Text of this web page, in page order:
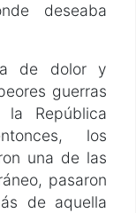
deseaba
de dolor y
guerras
República
los
una de las
pasaron
de aquella